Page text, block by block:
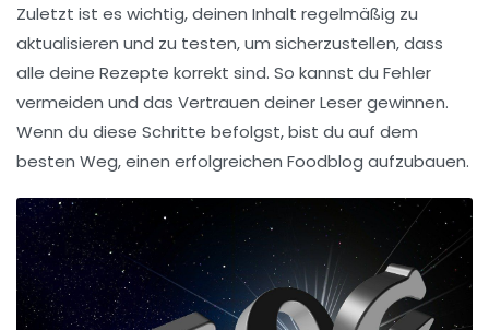
Zuletzt ist es wichtig, deinen Inhalt regelmäßig zu
aktualisieren und zu testen, um sicherzustellen, dass
alle deine Rezepte korrekt sind. So kannst du Fehler
vermeiden und das Vertrauen deiner Leser gewinnen.
Wenn du diese Schritte befolgst, bist du auf dem
besten Weg, einen erfolgreichen Foodblog aufzubauen.